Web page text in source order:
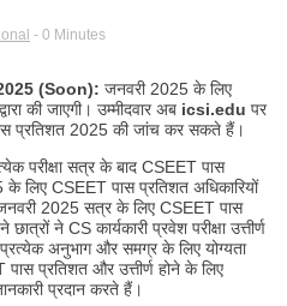
- 0 Minutes
(Soon): जनवरी 2025 के लिए
द्वारा की जाएगी। उम्मीदवार अब icsi.edu पर
प्रतिशत 2025 की जांच कर सकते हैं।
परीक्षा सत्र के बाद CSEET पास
लिए CSEET पास प्रतिशत अधिकारियों
जनवरी 2025 सत्र के लिए CSEET पास
ने CS कार्यकारी प्रवेश परीक्षा उत्तीर्ण
प्रत्येक अनुभाग और समग्र के लिए योग्यता
पास प्रतिशत और उत्तीर्ण होने के लिए
प्रदान करते हैं।